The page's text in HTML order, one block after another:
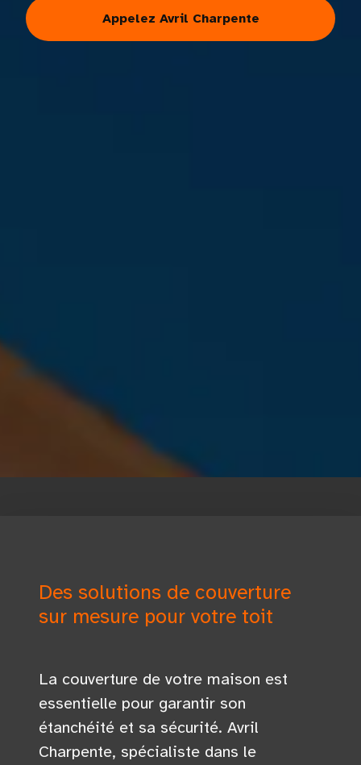
Appelez Avril Charpente
Des solutions de couverture
sur mesure pour votre toit
La couverture de votre maison est
essentielle pour garantir son
étanchéité et sa sécurité. Avril
Charpente, spécialiste dans le